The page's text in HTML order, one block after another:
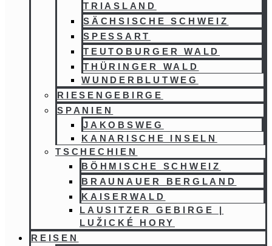
TRIASLAND
SÄCHSISCHE SCHWEIZ
SPESSART
TEUTOBURGER WALD
THÜRINGER WALD
WUNDERBLUTWEG
RIESENGEBIRGE
SPANIEN
JAKOBSWEG
KANARISCHE INSELN
TSCHECHIEN
BÖHMISCHE SCHWEIZ
BRAUNAUER BERGLAND
KAISERWALD
LAUSITZER GEBIRGE |
LUŽICKÉ HORY
REISEN